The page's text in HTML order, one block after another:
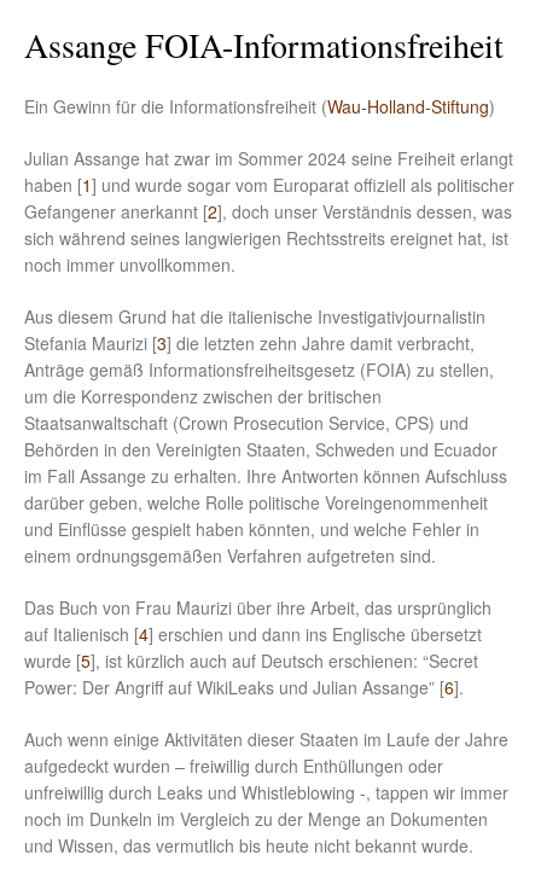
Assange FOIA-Informationsfreiheit
Ein Gewinn für die Informationsfreiheit (Wau-Holland-Stiftung)
Julian Assange hat zwar im Sommer 2024 seine Freiheit erlangt
haben [1] und wurde sogar vom Europarat offiziell als politischer
Gefangener anerkannt [2], doch unser Verständnis dessen, was
sich während seines langwierigen Rechtsstreits ereignet hat, ist
noch immer unvollkommen.
Aus diesem Grund hat die italienische Investigativjournalistin
Stefania Maurizi [3] die letzten zehn Jahre damit verbracht,
Anträge gemäß Informationsfreiheitsgesetz (FOIA) zu stellen,
um die Korrespondenz zwischen der britischen
Staatsanwaltschaft (Crown Prosecution Service, CPS) und
Behörden in den Vereinigten Staaten, Schweden und Ecuador
im Fall Assange zu erhalten. Ihre Antworten können Aufschluss
darüber geben, welche Rolle politische Voreingenommenheit
und Einflüsse gespielt haben könnten, und welche Fehler in
einem ordnungsgemäßen Verfahren aufgetreten sind.
Das Buch von Frau Maurizi über ihre Arbeit, das ursprünglich
auf Italienisch [4] erschien und dann ins Englische übersetzt
wurde [5], ist kürzlich auch auf Deutsch erschienen: “Secret
Power: Der Angriff auf WikiLeaks und Julian Assange” [6].
Auch wenn einige Aktivitäten dieser Staaten im Laufe der Jahre
aufgedeckt wurden – freiwillig durch Enthüllungen oder
unfreiwillig durch Leaks und Whistleblowing -, tappen wir immer
noch im Dunkeln im Vergleich zu der Menge an Dokumenten
und Wissen, das vermutlich bis heute nicht bekannt wurde.